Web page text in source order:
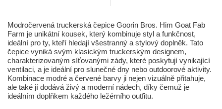
Modročervená truckerská čepice Goorin Bros. Him Goat Fab
Farm je unikátní kousek, který kombinuje styl a funkčnost,
ideální pro ty, kteří hledají všestranný a stylový doplněk. Tato
čepice vyniká svým klasickým truckerským designem,
charakterizovaným síťovanými zády, které poskytují vynikající
ventilaci, a je ideální pro slunečné dny nebo outdoorové aktivity.
Kombinace modré a červené barvy ji nejen vizuálně přitahuje,
ale také jí dodává živý a moderní nádech, díky čemuž je
ideálním doplňkem každého ležérního outfitu.